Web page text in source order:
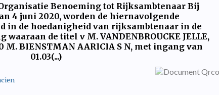
Benoeming tot Rijksambtenaar Bij
4 juni 2020, worden de hiernavolgende
in de hoedanigheid van rijksambtenaar in de
de titel v M. VANDENBROUCKE JELLE,
M. BIENSTMAN AARICIA S N, met ingang van
01.03(...)